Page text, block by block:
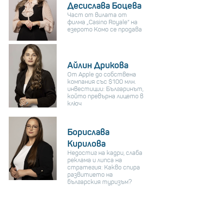
Десислава Боцева
Част от вилата от
филма „Casino Royale“ на
езерото Комо се продава
Айлин Дрикова
От Apple до собствена
компания със $100 млн.
инвестиции: Българинът,
който превърна лицето в
ключ
Борислава
Кирилова
Недостиг на кадри, слаба
реклама и липса на
стратегия: Какво спира
развитието на
българския туризъм?